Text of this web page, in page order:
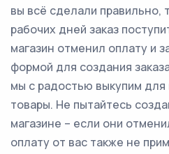
вы всё сделали правильно,
рабочих дней заказ
магазин отменил оплату и
формой для создания
мы с радостью выкупим
товары. Не пытайтесь
магазине – если они
оплату от вас также не